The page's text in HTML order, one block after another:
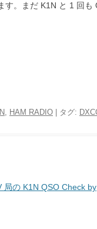
す。まだ K1N と 1 回
, HAM RADIO | タグ:
局の K1N QSO Check by